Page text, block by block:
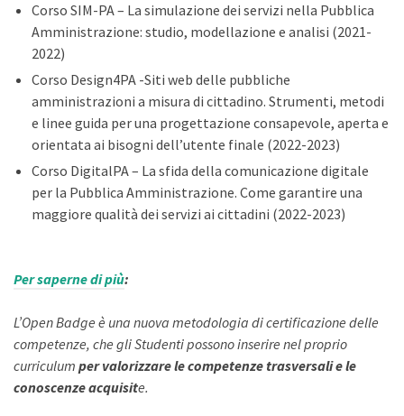
Corso SIM-PA – La simulazione dei servizi nella Pubblica
Amministrazione: studio, modellazione e analisi (2021-
2022)
Corso Design4PA -Siti web delle pubbliche
amministrazioni a misura di cittadino. Strumenti, metodi
e linee guida per una progettazione consapevole, aperta e
orientata ai bisogni dell’utente finale (2022-2023)
Corso DigitalPA – La sfida della comunicazione digitale
per la Pubblica Amministrazione. Come garantire una
maggiore qualità dei servizi ai cittadini (2022-2023)
Per saperne di più:
L’Open Badge è una nuova metodologia di certificazione delle
competenze, che gli Studenti possono inserire nel proprio
curriculum per valorizzare le competenze trasversali e le
conoscenze acquisite.